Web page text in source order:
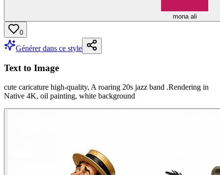
mona ali
0
Générer dans ce style
Text to Image
cute caricature high-quality, A roaring 20s jazz band .Rendering in
Native 4K, oil painting, white background